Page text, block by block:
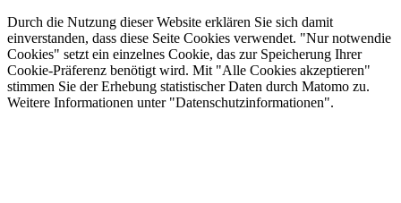
Durch die Nutzung dieser Website erklären Sie sich damit
einverstanden, dass diese Seite Cookies verwendet. "Nur notwendie
Cookies" setzt ein einzelnes Cookie, das zur Speicherung Ihrer
Cookie-Präferenz benötigt wird. Mit "Alle Cookies akzeptieren"
stimmen Sie der Erhebung statistischer Daten durch Matomo zu.
Weitere Informationen unter "Datenschutzinformationen".